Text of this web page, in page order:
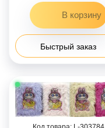
Быстрый заказ